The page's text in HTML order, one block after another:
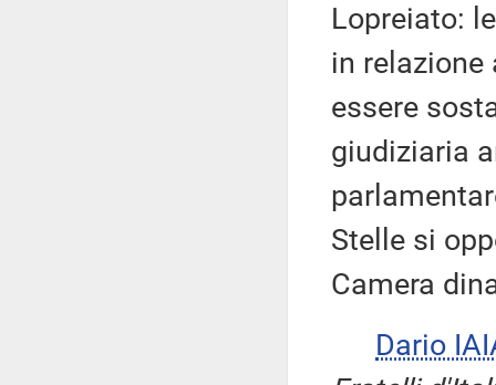
Lopreiato:
in
essere
giudiziaria
Stelle si
Camera
Dario